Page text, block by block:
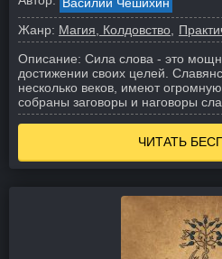
Жанр: Магия, Колдовство
Описание: Сила слова - это
достижении своих целей.
несколько веков, имеют
собраны заговоры и наговоры
ЧИТАТЬ